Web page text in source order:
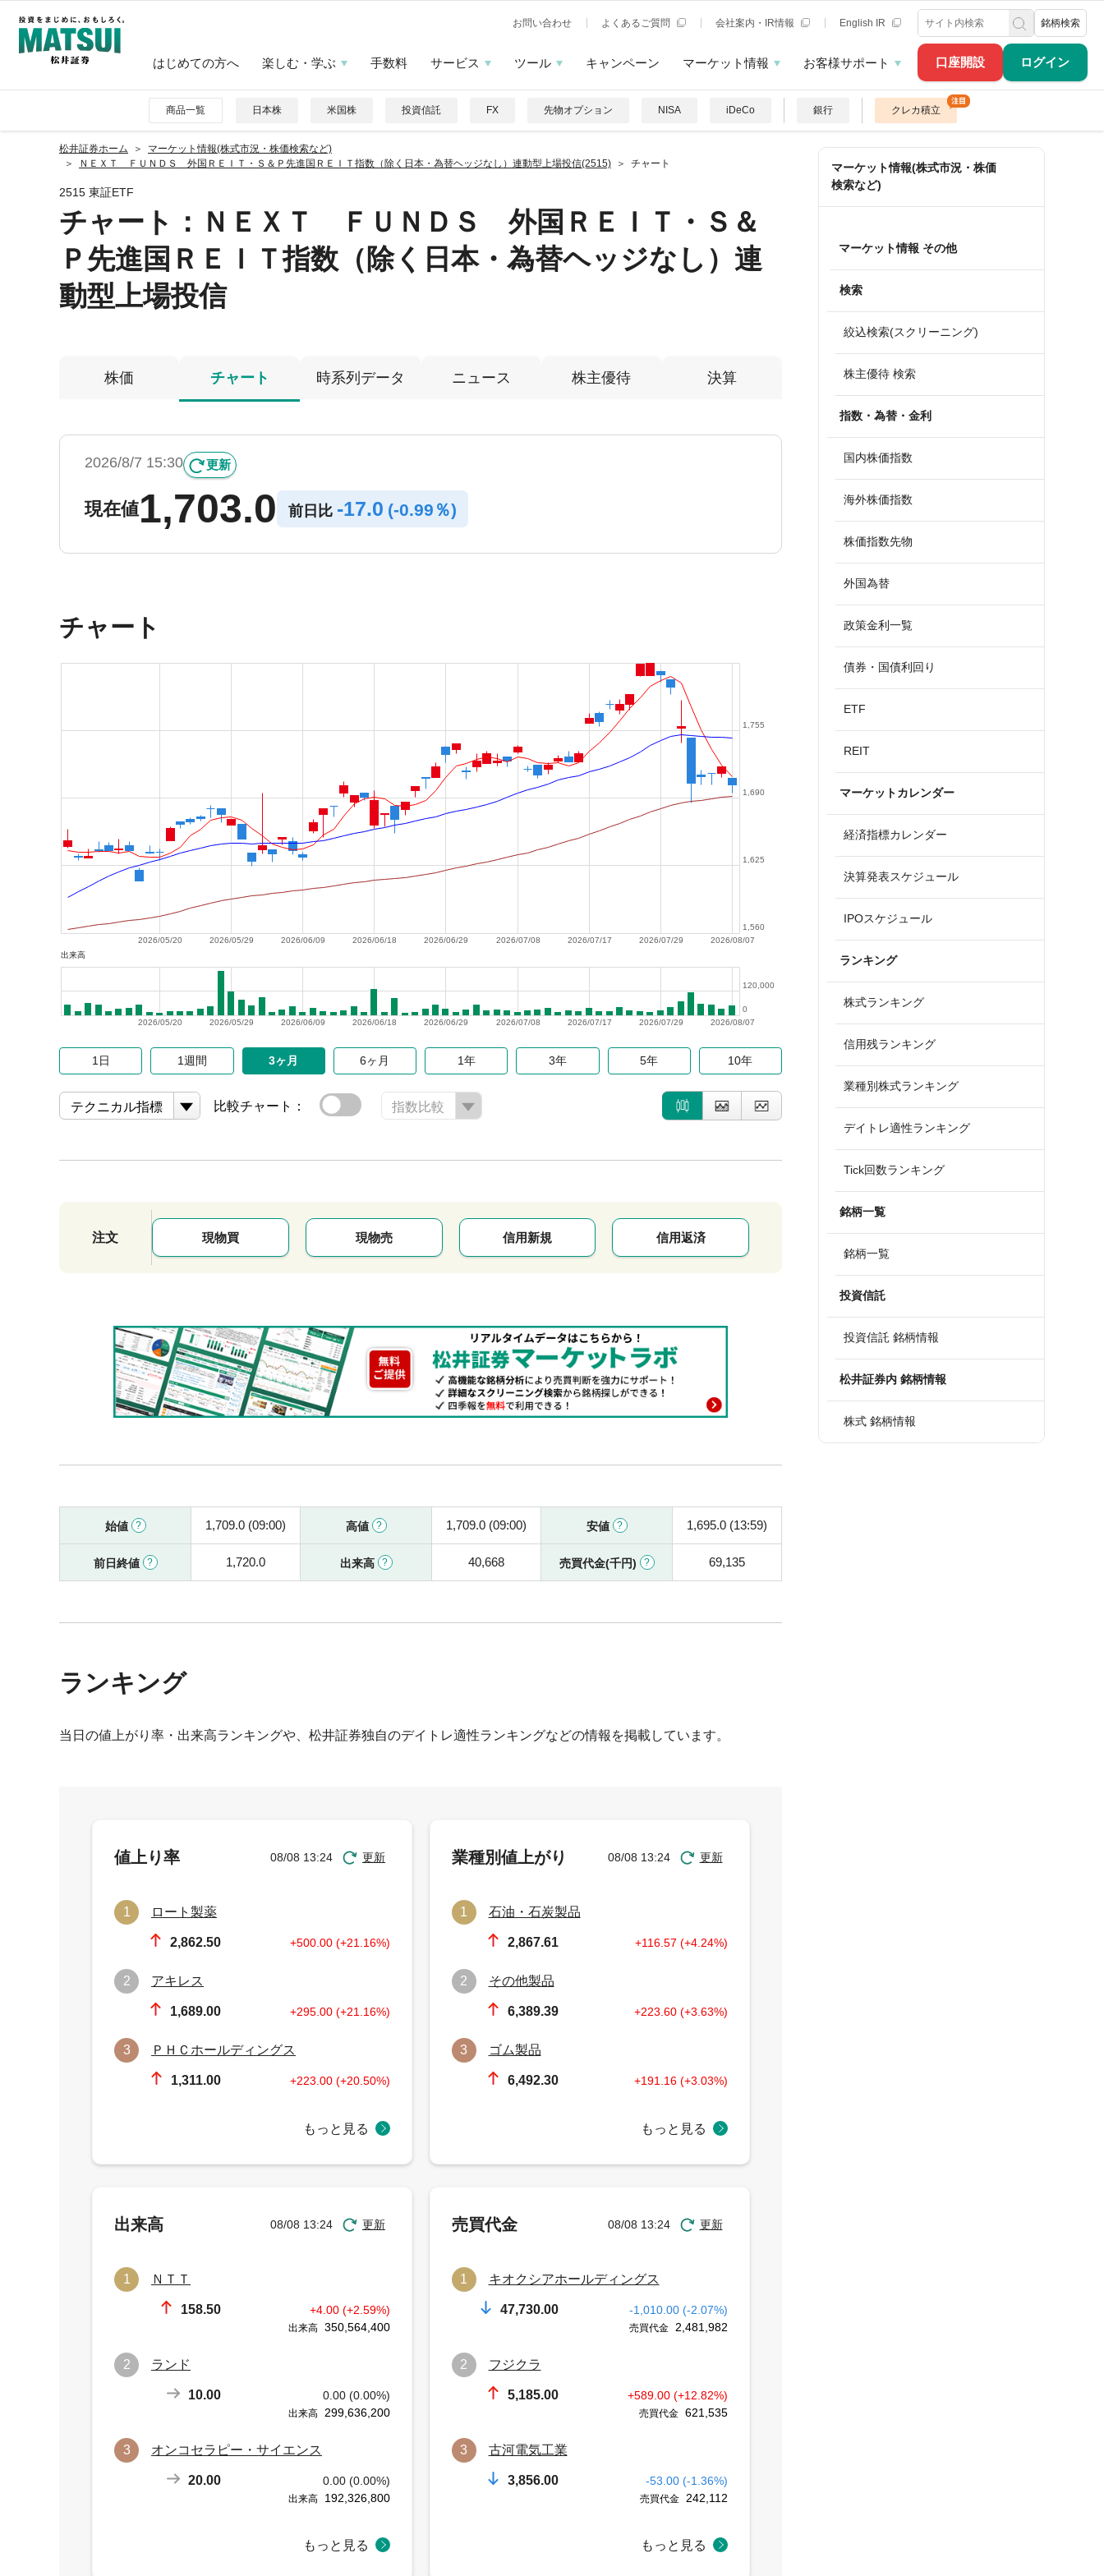
口座開設 ログイン
お問い合わせ よくあるご質問 会社案内・IR情報 English IR 銘柄検索
はじめての方へ 楽しむ・学ぶ 手数料 サービス ツール キャンペーン マーケット情報 お客様サポート
商品一覧 日本株 米国株 投資信託 FX 先物オプション NISA iDeCo 銀行 クレカ積立
松井証券ホーム
マーケット情報(株式市況・株価検索など)
ＮＥＸＴ ＦＵＮＤＳ 外国ＲＥＩＴ・Ｓ＆Ｐ先進国ＲＥＩＴ指数（除く日本・為替ヘッジなし）連動型上場投信(2515)
チャート
2515 東証ETF
チャート： ＮＥＸＴ ＦＵＮＤＳ 外国ＲＥＩＴ・Ｓ＆
Ｐ先進国ＲＥＩＴ指数（除く日本・為替ヘッジなし）連
動型上場投信
株価 チャート 時系列データ ニュース 株主優待 決算
2026/8/7 15:30 更新
現在値1,703.0 前日比 -17.0 (-0.99％)
チャート
2026/08/07
2026/07/29
2026/07/17
2026/07/08
2026/06/29
2026/06/18
2026/06/09
2026/05/29
2026/05/20
1,560
1,625
1,690
1,755
出来高
2026/08/07
2026/07/29
2026/07/17
2026/07/08
2026/06/29
2026/06/18
2026/06/09
2026/05/29
2026/05/20
0
120,000
1日 1週間 3ヶ月 6ヶ月 1年 3年 5年 10年
テクニカル指標 比較チャート： 指数比較
注文 現物買 現物売 信用新規 信用返済
始値 1,709.0 (09:00) 高値 1,709.0 (09:00) 安値 1,695.0 (13:59)
前日終値 1,720.0 出来高 40,668 売買代金(千円) 69,135
ランキング
当日の値上がり率・出来高ランキングや、松井証券独自のデイトレ適性ランキングなどの情報を掲載しています。
マーケット情報(株式市況・株価
検索など)
マーケット情報 その他
検索
絞込検索(スクリーニング)
株主優待 検索
指数・為替・金利
国内株価指数
海外株価指数
株価指数先物
外国為替
政策金利一覧
債券・国債利回り
ETF
REIT
マーケットカレンダー
経済指標カレンダー
決算発表スケジュール
IPOスケジュール
ランキング
株式ランキング
信用残ランキング
業種別株式ランキング
デイトレ適性ランキング
Tick回数ランキング
銘柄一覧
銘柄一覧
投資信託
投資信託 銘柄情報
松井証券内 銘柄情報
株式 銘柄情報